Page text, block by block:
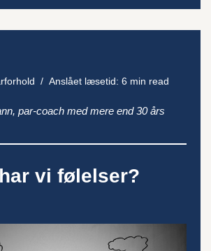
Anslået læsetid: 6 min read
par-coach med mere end 30 års
vi følelser?